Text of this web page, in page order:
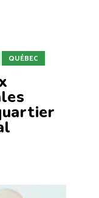
QUÉBEC